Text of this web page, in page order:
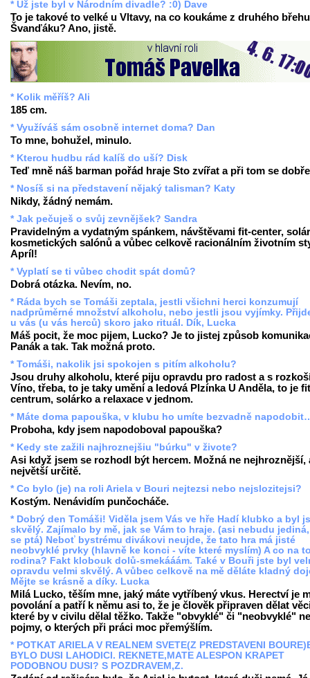
* Už jste byl v Národním divadle? :0) Dave
To je takové to velké u Vltavy, na co koukáme z druhého
Švanďáku? Ano, jistě.
* Kolik měříš? Ali
185 cm.
* Využíváš sám osobně internet doma? Dan
To mne, bohužel, minulo.
* Kterou hudbu rád kalíš do uší? Disk
Teď mně náš barman pořád hraje Sto zvířat a při tom se
* Nosíš si na představení nějaký talisman? Katy
Nikdy, žádný nemám.
* Jak pečuješ o svůj zevnějšek? Sandra
Pravidelným a vydatným spánkem, návštěvami fit-center,
kosmetických salónů a vůbec celkově racionálním životním
Apríl!
* Vyplatí se ti vůbec chodit spát domů?
Dobrá otázka. Nevím, no.
* Ráda bych se Tomáši zeptala, jestli všichni herci konzumují
nadprůměrné množství alkoholu, nebo jestli jsou vyjímky.
u vás (u vás herců) skoro jako rituál. Dík, Lucka
Máš pocit, že moc pijem, Lucko? Je to jistej způsob
Panák a tak. Tak možná proto.
* Tomáši, nakolik jsi spokojen s pitím alkoholu?
Jsou druhy alkoholu, které piju opravdu pro radost a s
Víno, třeba, to je taky umění a ledová Plzínka U Anděla, to je
centrum, solárko a relaxace v jednom.
* Máte doma papouška, v klubu ho umíte bezvadně
Proboha, kdy jsem napodoboval papouška?
* Kedy ste zažili najhroznejšiu "búrku" v živote?
Asi když jsem se rozhodl být hercem. Možná ne nejhroznější,
největší určitě.
* Co bylo (je) na roli Ariela v Bouri nejtezsi nebo nejslozitejsi?
Kostým. Nenávidím punčocháče.
* Dobrý den Tomáši! Viděla jsem Vás ve hře Hadí klubko a byl
skvělý. Zajímalo by mě, jak se Vám to hraje. (asi nebudu
se ptá) Neboť bystrému divákovi neujde, že tato hra má jisté
neobvyklé prvky (hlavně ke konci - víte které myslím) A co na
rodina? Fakt klobouk dolů-smekááám. Také v Bouři jste byl
opravdu velmi skvělý. A vůbec celkově na mě děláte kladný
Mějte se krásně a díky. Lucka
Milá Lucko, těším mne, jaký máte vytříbený vkus. Herectví je
povolání a patří k němu asi to, že je člověk připraven dělat
které by v civilu dělal těžko. Takže "obvyklé" či "neobvyklé"
pojmy, o kterých při práci moc přemýšlím.
* POTKAT ARIELA V REALNEM SVETE(Z PREDSTAVENI
BYLO DUSI LAHODICI. REKNETE,MATE ALESPON KRAPET
PODOBNOU DUSI? S POZDRAVEM,Z.